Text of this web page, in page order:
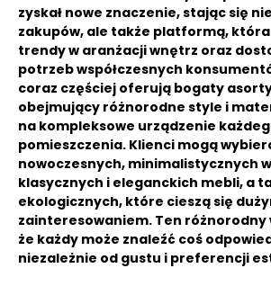
zyskał nowe znaczenie, stając się
zakupów, ale także platformą,
trendy w aranżacji wnętrz oraz
potrzeb współczesnych
coraz częściej oferują bogaty
obejmujący różnorodne style i
na kompleksowe urządzenie
pomieszczenia. Klienci mogą
nowoczesnych, minimalistycznych
klasycznych i eleganckich mebli, a
ekologicznych, które cieszą się
zainteresowaniem. Ten różnorodny
że każdy może znaleźć coś
niezależnie od gustu i preferencji